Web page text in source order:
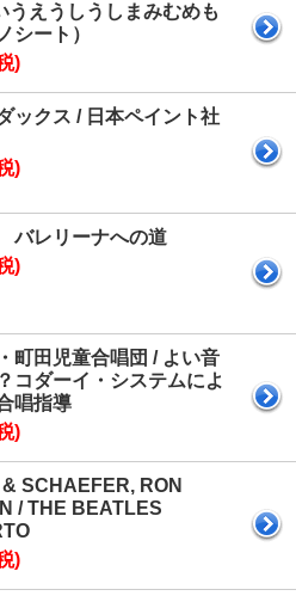
うえうしうしまみむめも
ート）
)
ックス / 日本ペイント社
)
バレリーナへの道
)
町田児童合唱団 / よい音
コダーイ・システムによ
唱指導
)
SCHAEFER, RON
/ THE BEATLES
)